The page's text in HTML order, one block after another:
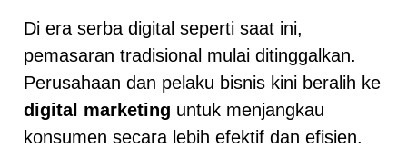
Di era serba digital seperti saat ini,
pemasaran tradisional mulai ditinggalkan.
Perusahaan dan pelaku bisnis kini beralih ke
digital marketing untuk menjangkau
konsumen secara lebih efektif dan efisien.